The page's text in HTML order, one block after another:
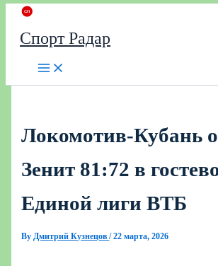
Спорт Радар
Локомотив-Кубань
Зенит 81:72 в
Единой лиги ВТБ
ByДмитрий Кузнецов/22 марта, 2026